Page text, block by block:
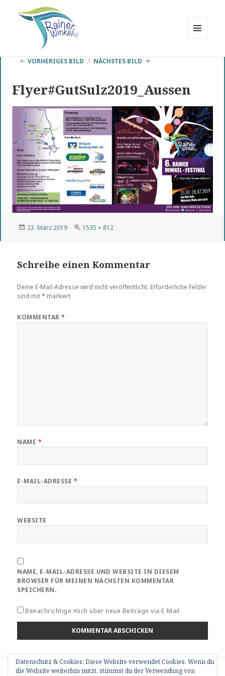
Rainer Winkel
VORHERIGES BILD NÄCHSTES BILD
Flyer#GutSulz2019_Aussen
Veröffentlicht
23. März 2019
Volle
1535 × 812
Schreibe einen Kommentar
Deine E-Mail-Adresse wird nicht veröffentlicht. Erforderliche Felder
sind mit* markiert
KOMMENTAR*
NAME *
E-MAIL-ADRESSE *
WEBSITE
NAME, E-MAIL-ADRESSE UND WEBSITE IN DIESEM
BROWSER FÜR MEINEN NÄCHSTEN KOMMENTAR
SPEICHERN.
Benachrichtige mich über neue Beiträge via E-Mail.
Beitragsnavigation
VERÖFFENTLICHT IN
Datenschutz & Cookies: Diese Website verwendet Cookies. Wenn du
die Website weiterhin nutzt, stimmst du der Verwendung von